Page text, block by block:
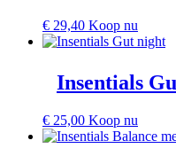
€ 29,40 Koop nu
Insentials
€ 25,00 Koop nu